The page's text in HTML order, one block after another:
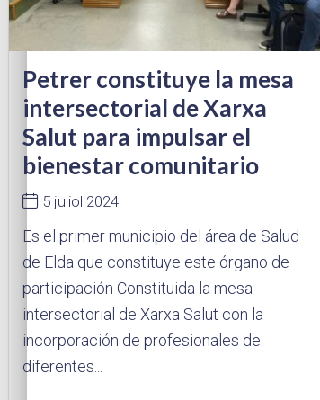
Petrer constituye la mesa
intersectorial de Xarxa
Salut para impulsar el
bienestar comunitario
5 juliol 2024
Es el primer municipio del área de Salud
de Elda que constituye este órgano de
participación Constituida la mesa
intersectorial de Xarxa Salut con la
incorporación de profesionales de
diferentes...